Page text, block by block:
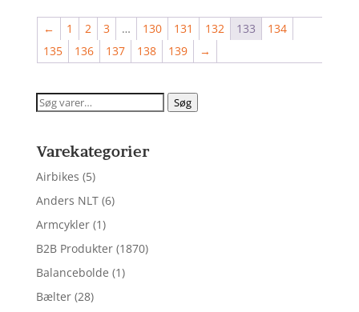
← 1 2 3 … 130 131 132 133
134
135
136 137 138 139 →
Søg
Søg
Varekategorier
Airbikes (5)
Anders NLT (6)
Armcykler (1)
B2B Produkter (1870)
Balancebolde (1)
Bælter (28)